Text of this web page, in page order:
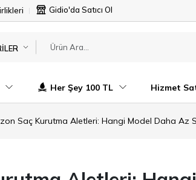
Gidio'da Satıcı Ol
Her Şey 100 TL Hizmet
Saç Kurutma Aletleri: Hangi Model Daha Az